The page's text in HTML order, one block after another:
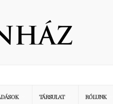
TÁRSULAT RÓLUNK